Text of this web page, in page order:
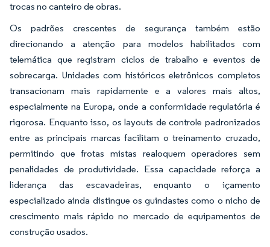
trocas no canteiro de obras.
Os padrões crescentes de segurança também estão
direcionando a atenção para modelos habilitados com
telemática que registram ciclos de trabalho e eventos de
sobrecarga. Unidades com históricos eletrônicos completos
transacionam mais rapidamente e a valores mais altos,
especialmente na Europa, onde a conformidade regulatória é
rigorosa. Enquanto isso, os layouts de controle padronizados
entre as principais marcas facilitam o treinamento cruzado,
permitindo que frotas mistas realoquem operadores sem
penalidades de produtividade. Essa capacidade reforça a
liderança das escavadeiras, enquanto o içamento
especializado ainda distingue os guindastes como o nicho de
crescimento mais rápido no mercado de equipamentos de
construção usados.